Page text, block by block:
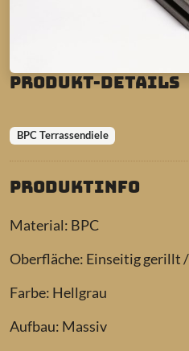
Produkt-Details
BPC Terrassendiele
Produktinfo
Material: BPC
Oberfläche: Einseitig gerillt
Farbe: Hellgrau
Aufbau: Massiv